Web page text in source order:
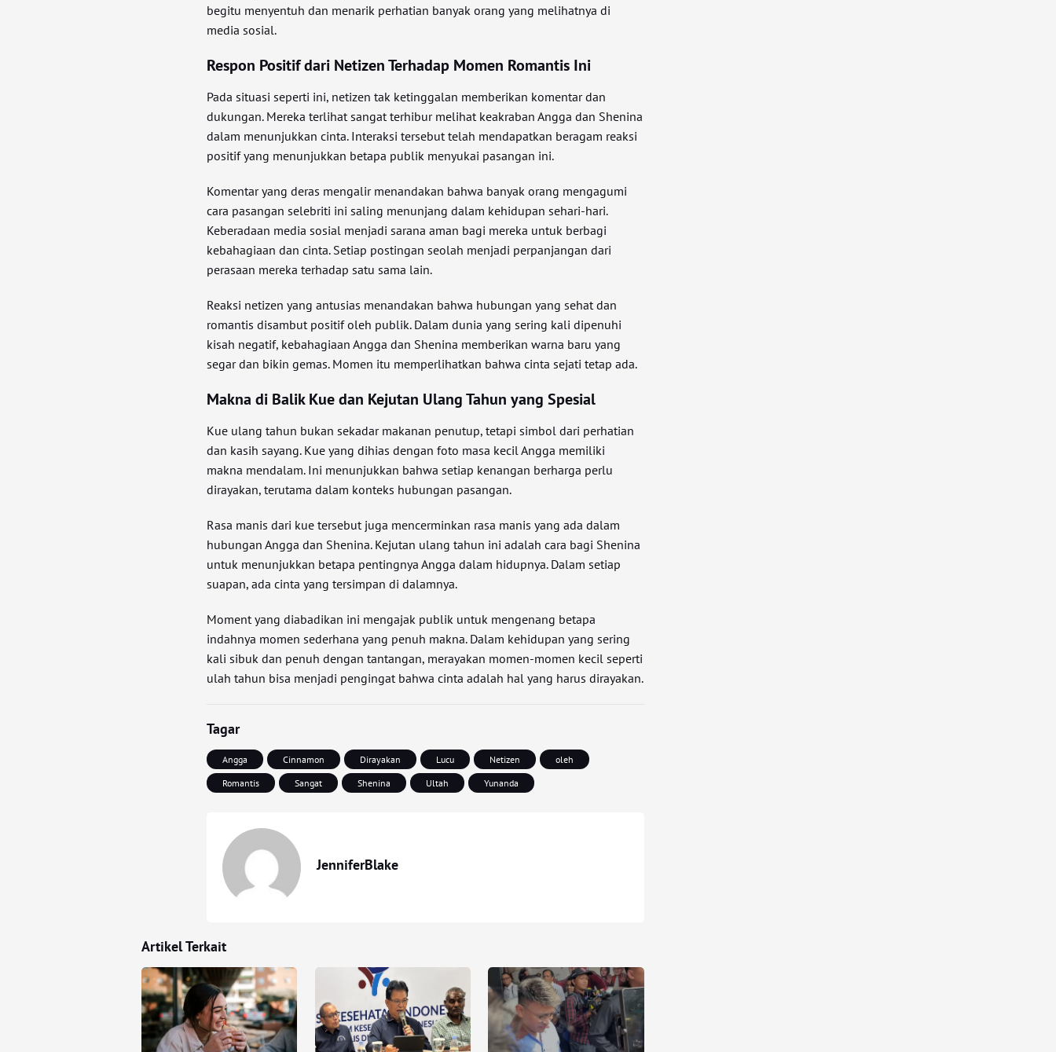
begitu menyentuh dan menarik perhatian banyak orang yang melihatnya di
media sosial.
Respon Positif dari Netizen Terhadap Momen Romantis Ini
Pada situasi seperti ini, netizen tak ketinggalan memberikan komentar dan
dukungan. Mereka terlihat sangat terhibur melihat keakraban Angga dan Shenina
dalam menunjukkan cinta. Interaksi tersebut telah mendapatkan beragam reaksi
positif yang menunjukkan betapa publik menyukai pasangan ini.
Komentar yang deras mengalir menandakan bahwa banyak orang mengagumi
cara pasangan selebriti ini saling menunjang dalam kehidupan sehari-hari.
Keberadaan media sosial menjadi sarana aman bagi mereka untuk berbagi
kebahagiaan dan cinta. Setiap postingan seolah menjadi perpanjangan dari
perasaan mereka terhadap satu sama lain.
Reaksi netizen yang antusias menandakan bahwa hubungan yang sehat dan
romantis disambut positif oleh publik. Dalam dunia yang sering kali dipenuhi
kisah negatif, kebahagiaan Angga dan Shenina memberikan warna baru yang
segar dan bikin gemas. Momen itu memperlihatkan bahwa cinta sejati tetap ada.
Makna di Balik Kue dan Kejutan Ulang Tahun yang Spesial
Kue ulang tahun bukan sekadar makanan penutup, tetapi simbol dari perhatian
dan kasih sayang. Kue yang dihias dengan foto masa kecil Angga memiliki
makna mendalam. Ini menunjukkan bahwa setiap kenangan berharga perlu
dirayakan, terutama dalam konteks hubungan pasangan.
Rasa manis dari kue tersebut juga mencerminkan rasa manis yang ada dalam
hubungan Angga dan Shenina. Kejutan ulang tahun ini adalah cara bagi Shenina
untuk menunjukkan betapa pentingnya Angga dalam hidupnya. Dalam setiap
suapan, ada cinta yang tersimpan di dalamnya.
Moment yang diabadikan ini mengajak publik untuk mengenang betapa
indahnya momen sederhana yang penuh makna. Dalam kehidupan yang sering
kali sibuk dan penuh dengan tantangan, merayakan momen-momen kecil seperti
ulah tahun bisa menjadi pengingat bahwa cinta adalah hal yang harus dirayakan.
Tagar
Angga Cinnamon Dirayakan Lucu Netizen
oleh
Romantis
Sangat Shenina Ultah Yunanda
JenniferBlake
Artikel Terkait